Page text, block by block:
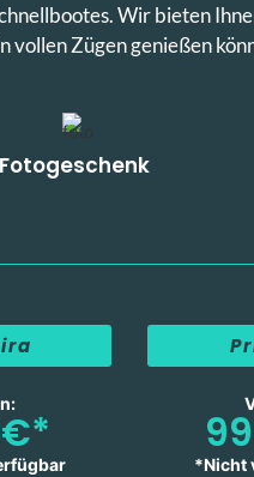
Wir bieten
vollen Zügen genießen
Fotogeschenk
*Nicht